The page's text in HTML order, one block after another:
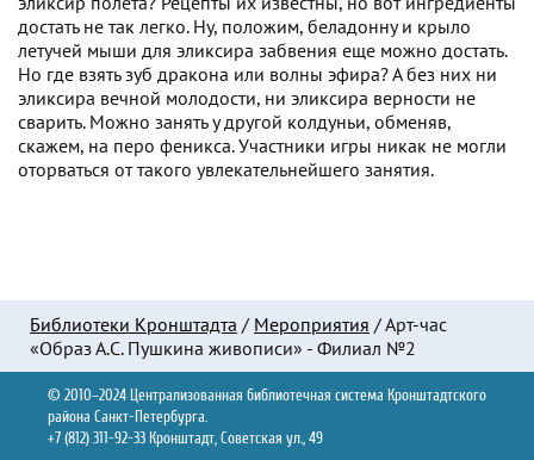
достать не так легко. Ну, положим, беладонну и крыло
летучей мыши для эликсира забвения еще можно достать.
Но где взять зуб дракона или волны эфира? А без них ни
эликсира вечной молодости, ни эликсира верности не
сварить. Можно занять у другой колдуньи, обменяв,
скажем, на перо феникса. Участники игры никак не могли
оторваться от такого увлекательнейшего занятия.
Библиотеки Кронштадта / Мероприятия /Арт-час
«Образ А.С. Пушкина живописи» - Филиал №2
© 2010–2024 Централизованная библиотечная система Кронштадтского
района Санкт-Петербурга.
+7 (812) 311-92-33 Кронштадт, Советская ул., 49